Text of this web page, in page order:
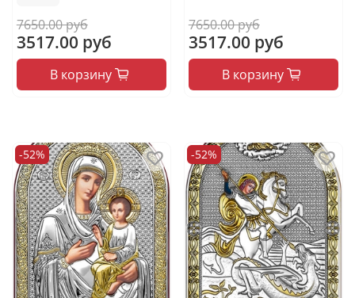
7650.00 руб
3517.00 руб
В корзину
7650.00 руб
3517.00 руб
В корзину
-52% -52%